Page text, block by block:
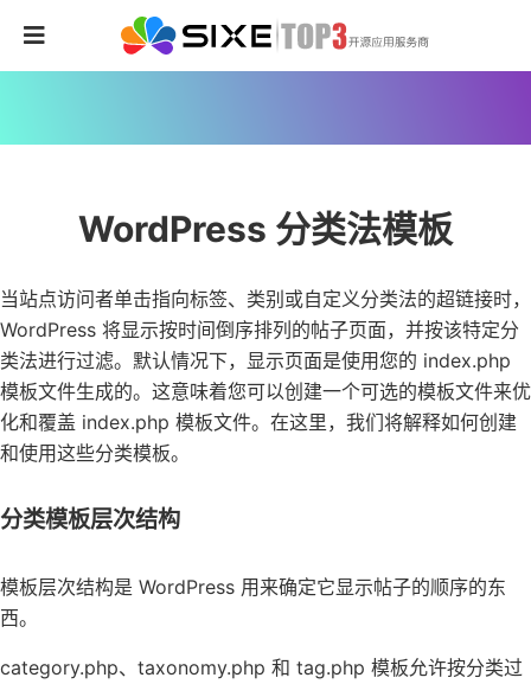
WordPress 分类法模板
当站点访问者单击指向标签、类别或自定义分类法的超链接时，
WordPress 将显示按时间倒序排列的帖子页面，并按该特定分
类法进行过滤。默认情况下，显示页面是使用您的 index.php
模板文件生成的。这意味着您可以创建一个可选的模板文件来优
化和覆盖 index.php 模板文件。在这里，我们将解释如何创建
和使用这些分类模板。
分类模板层次结构
模板层次结构是 WordPress 用来确定它显示帖子的顺序的东
西。
category.php、taxonomy.php 和 tag.php 模板允许按分类过